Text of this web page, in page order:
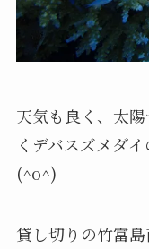
天気も良く、太
くデバスズメダ
(^o^)
貸し切りの竹富